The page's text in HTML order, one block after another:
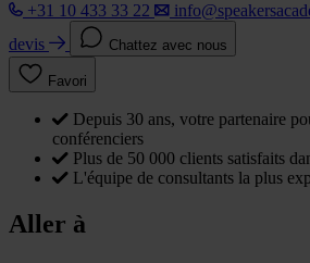
+31 10 433 33 22
devis
Chattez avec nous
Favori
Depuis 30 ans, votre partenaire
conférenciers
Plus de 50 000 clients satisfaits
L'équipe de consultants la plus
Aller à